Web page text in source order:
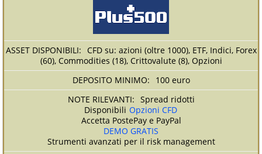
CFD su: azioni (oltre 1000), ETF, Indici, Forex
(60), Commodities (18), Crittovalute (8), Opzioni
100 euro
Spread ridotti
Disponibili Opzioni CFD
Accetta PostePay e PayPal
DEMO GRATIS
Strumenti avanzati per il risk management